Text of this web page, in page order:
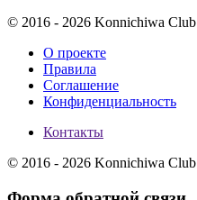
© 2016 - 2026 Konnichiwa Club
О проекте
Правила
Соглашение
Конфиденциальность
Контакты
© 2016 - 2026 Konnichiwa Club